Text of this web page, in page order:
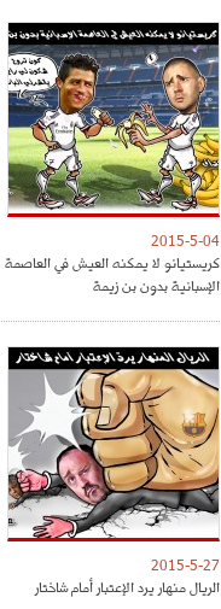
2015-5-04
كريستيانو لا يمكنه العيش في العاصمة
الإسبانية بدون بن زيمة
2015-5-27
الريال منهار يرد الإعتبار أمام شاختار